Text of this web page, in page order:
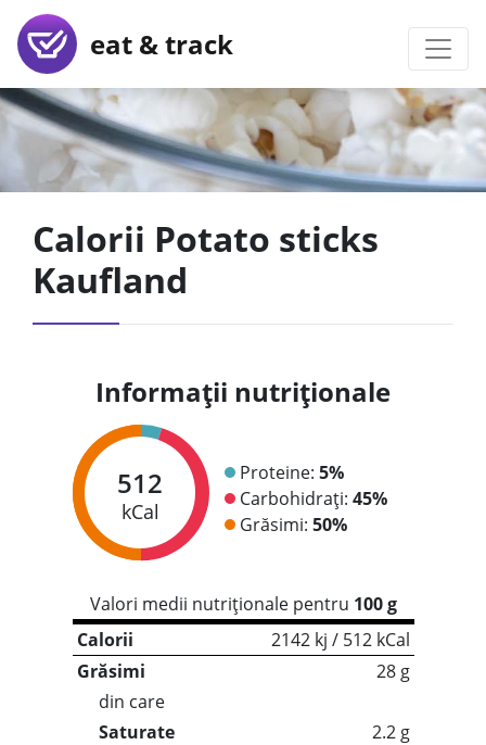
eat & track
Calorii Potato sticks
Kaufland
Informații nutriționale
512
kCal
Proteine: 5%
Carbohidrați: 45%
Grăsimi: 50%
Valori medii nutriționale pentru 100 g
Calorii
2142 kj / 512 kCal
Grăsimi
28 g
din care
Saturate
2.2 g